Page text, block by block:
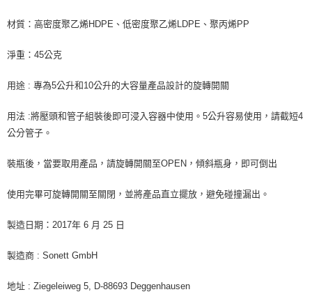
材質：高密度聚乙烯HDPE、低密度聚乙烯LDPE、聚丙烯PP
淨重：45公克
用途 : 專為5公升和10公升的大容量產品設計的旋轉開關
用法 :將壓頭和管子組裝後即可浸入容器中使用。5公升容易使用，請截短4
公分管子。
裝瓶後，當要取用產品，請旋轉開關至OPEN，傾斜瓶身，即可倒出
使用完畢可旋轉開關至關閉，並將產品直立擺放，避免碰撞漏出。
製造日期：2017年 6 月 25 日
製造商 : Sonett GmbH
地址 : Ziegeleiweg 5, D-88693 Deggenhausen